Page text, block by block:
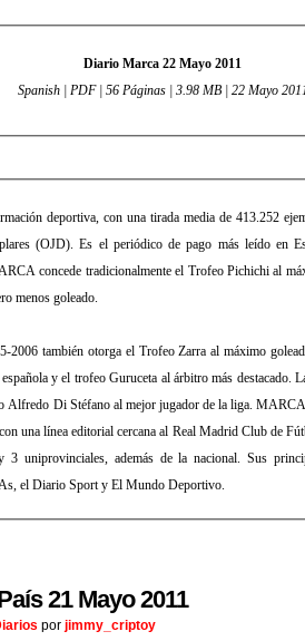
Diario Marca 22 Mayo 2011
Spanish | PDF | 56 Páginas | 3.98 MB | 22 Mayo
deportiva, con una tirada media de 413.252
(OJD). Es el periódico de pago más leído en
concede tradicionalmente el Trofeo Pichichi al
menos goleado.
2006 también otorga el Trofeo Zarra al máximo
y el trofeo Guruceta al árbitro más destacado.
Alfredo Di Stéfano al mejor jugador de la liga.
una línea editorial cercana al Real Madrid Club de
3 uniprovinciales, además de la nacional. Sus
el Diario Sport y El Mundo Deportivo.
21 Mayo 2011
por jimmy_criptoy